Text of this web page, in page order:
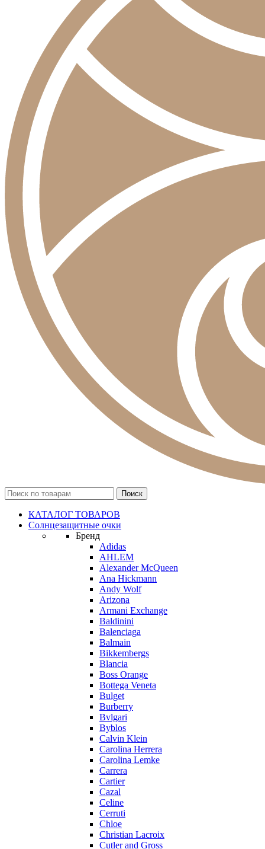
КАТАЛОГ ТОВАРОВ
Солнцезащитные очки
Бренд
Adidas
AHLEM
Alexander McQueen
Ana Hickmann
Andy Wolf
Arizona
Armani Exchange
Baldinini
Balenciaga
Balmain
Bikkembergs
Blancia
Boss Orange
Bottega Veneta
Bulget
Burberry
Bvlgari
Byblos
Calvin Klein
Carolina Herrera
Carolina Lemke
Carrera
Cartier
Cazal
Celine
Cerruti
Chloe
Christian Lacroix
Cutler and Gross